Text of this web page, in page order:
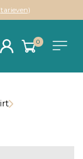
tarieven)
0